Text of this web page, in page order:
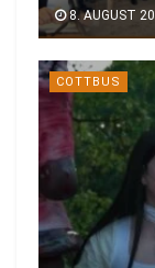
8. AUGUST
COTTBUS